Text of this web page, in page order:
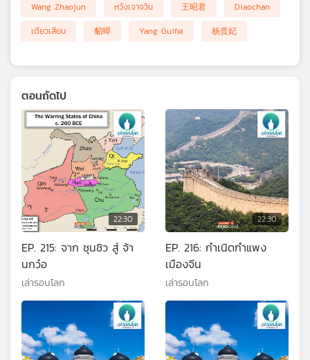
Wang Zhaojun
หวังเจาจวิน 王昭君
Diaochan
เตียวเสียน
貂蟬 Yang Guifei 杨贵妃
ตอนถัดไป
22:30
EP. 215: จาก ชุนชิว สู่ จ้า
นกว๋อ
เล่ารอบโลก
22:30
EP. 216: กำเนิดกำแพง
เมืองจีน
เล่ารอบโลก